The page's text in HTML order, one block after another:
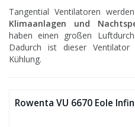
Tangential Ventilatoren
Klimaanlagen und
haben einen großen
Dadurch ist dieser
Kühlung.
Rowenta VU 6670 Eole